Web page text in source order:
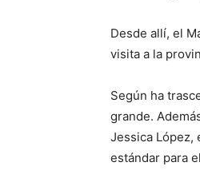
Desde allí, el
visita a la
Según ha
grande.
Jessica López,
estándar para